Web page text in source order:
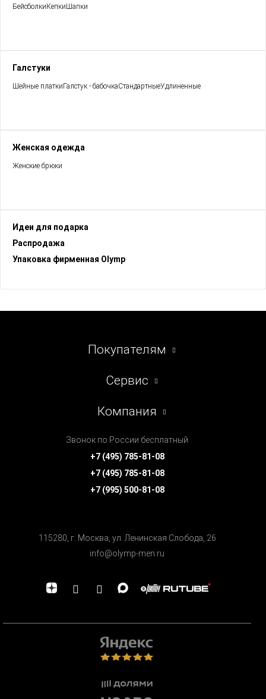
БейсболкиКепкиШапки
Галстуки
Шейные платкиГалстук - бабочкаСтандартныеУдлиненные
Женская одежда
Женские брюки
Идеи для подарка
Раcпродажа
Упаковка фирменная Olymp
Покупателям
Сервис
Компания
Звонок по России бесплатный
+7 (495) 785-81-08
+7 (495) 785-81-08
+7 (995) 500-81-08
115280, г. Москва, ул. Ленинская Cлобода, 26
info@olymp-men.ru